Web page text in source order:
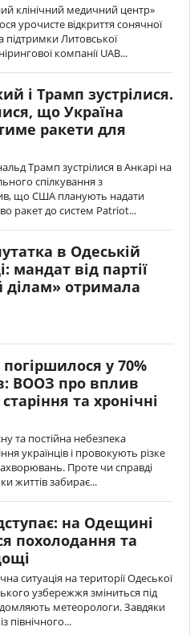
клінічний медичний центр»
урочисте відкриття сонячної
підтримки Литовської
компанії UAB...
і Трамп зустрілися.
що Україна
ракети для
Трамп зустрілися в Анкарі на
спілкування з
що США планують надати
ракет до систем Patriot...
в Одеській
мандат від партії
ділам» отримала
у 70%
ВООЗ про вплив
та хронічні
та постійна небезпека
українців і провокують різке
Проте чи справді
життів забирає...
на Одещині
похолодання та
ситуація на території Одеської
узбережжя зміниться під
метеорологи. Завдяки
північного...